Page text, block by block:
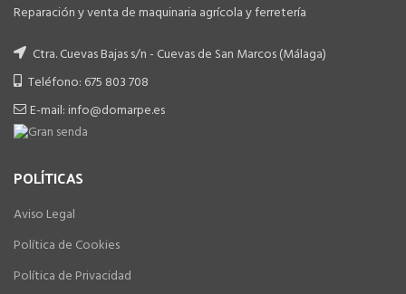
Reparación y venta de maquinaria agrícola y ferretería
Ctra. Cuevas Bajas s/n - Cuevas de San Marcos (Málaga)
Teléfono: 675 803 708
E-mail: info@domarpe.es
POLÍTICAS
Aviso Legal
Política de Cookies
Política de Privacidad